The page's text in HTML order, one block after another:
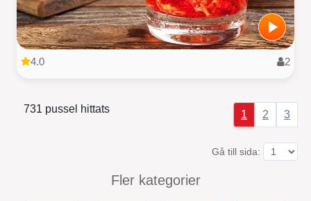
4.0 2
731 pussel hittats 1 2 3
Gå till sida:
Fler kategorier